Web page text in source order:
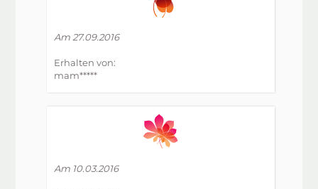
Am 27.09.2016
Erhalten von:
mam*****
Am 10.03.2016